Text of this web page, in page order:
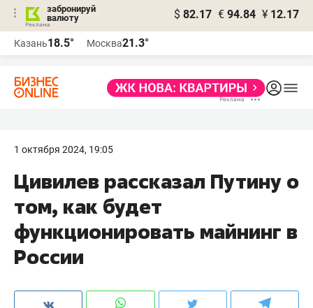
забронируй
валюту
$ 82.17 € 94.84 ¥ 12.17
Казань18.5° Москва21.3°
1 октября 2024, 19:05
Цивилев рассказал Путину о
том, как будет
функционировать майнинг в
России